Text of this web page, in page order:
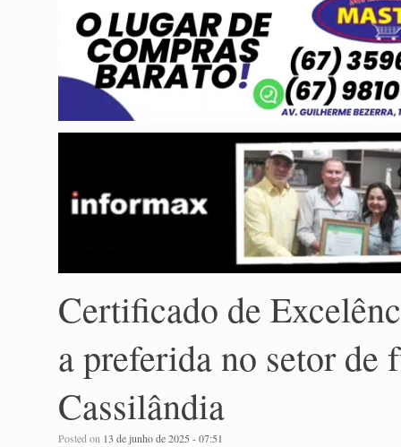
Certificado de
a preferida no setor
Cassilândia
Posted on 13 de junho de 2025 - 07:51